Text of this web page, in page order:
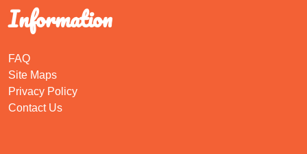
Information
FAQ
Site Maps
Privacy Policy
Contact Us